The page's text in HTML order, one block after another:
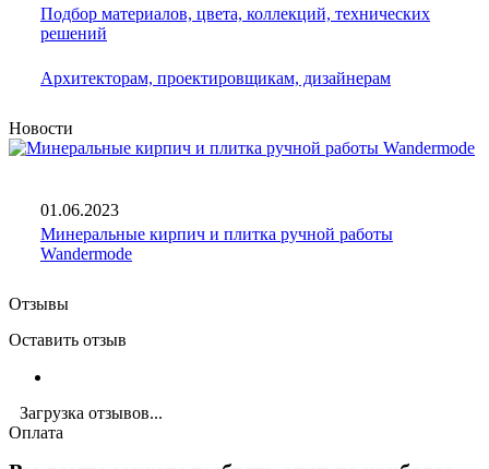
Подбор материалов, цвета, коллекций, технических
решений
Архитекторам, проектировщикам, дизайнерам
Новости
01.06.2023
Минеральные кирпич и плитка ручной работы
Wandermode
Отзывы
Оставить отзыв
Загрузка отзывов...
Оплата